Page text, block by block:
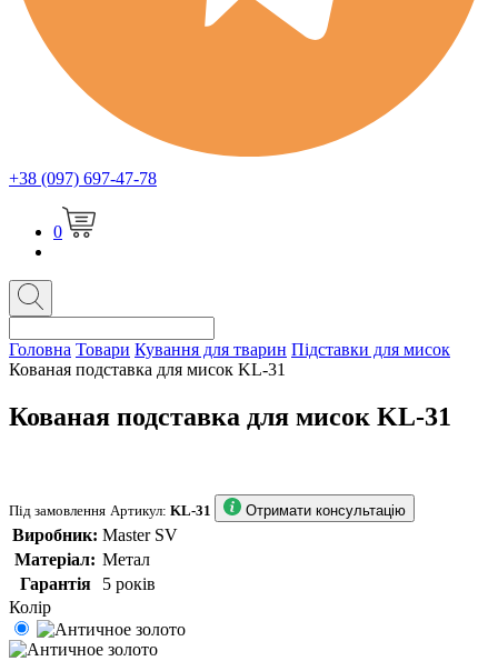
+38 (097) 697-47-78
0
Головна Товари Кування для тварин Підставки для мисок
Кованая подставка для мисок KL-31
Кованая подставка для мисок KL-31
Під замовлення Артикул: KL-31 Отримати консультацію
Виробник: Master SV
Матеріал: Метал
Гарантія
5 років
Колір